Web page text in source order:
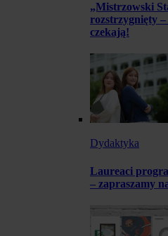
„Mistrzowski
rozstrzygnięty
czekają!
Dydaktyka
Laureaci
– zapraszamy